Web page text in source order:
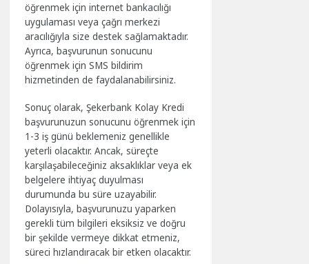
öğrenmek için internet bankacılığı
uygulaması veya çağrı merkezi
aracılığıyla size destek sağlamaktadır.
Ayrıca, başvurunun sonucunu
öğrenmek için SMS bildirim
hizmetinden de faydalanabilirsiniz.
Sonuç olarak, Şekerbank Kolay Kredi
başvurunuzun sonucunu öğrenmek için
1-3 iş günü beklemeniz genellikle
yeterli olacaktır. Ancak, süreçte
karşılaşabileceğiniz aksaklıklar veya ek
belgelere ihtiyaç duyulması
durumunda bu süre uzayabilir.
Dolayısıyla, başvurunuzu yaparken
gerekli tüm bilgileri eksiksiz ve doğru
bir şekilde vermeye dikkat etmeniz,
süreci hızlandıracak bir etken olacaktır.